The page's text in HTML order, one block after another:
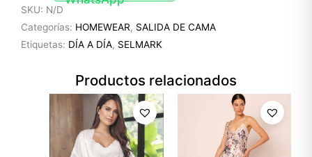
SKU: N/D
Categorías: HOMEWEAR, SALIDA DE CAMA
Etiquetas: DÍA A DÍA, SELMARK
Productos relacionados